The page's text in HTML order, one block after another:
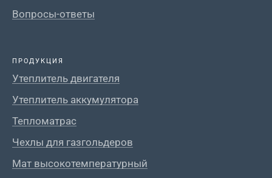
Вопросы-ответы
ПРОДУКЦИЯ
Утеплитель двигателя
Утеплитель аккумулятора
Тепломатрас
Чехлы для газгольдеров
Мат высокотемпературный